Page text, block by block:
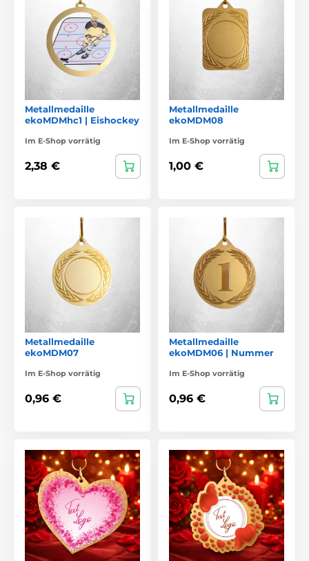
Metallmedaille
ekoMDMhc1 | Eishockey
Im E-Shop vorrätig
2,38 €
Metallmedaille
ekoMDM08
Im E-Shop vorrätig
1,00 €
Metallmedaille
ekoMDM07
Im E-Shop vorrätig
0,96 €
Metallmedaille
ekoMDM06 | Nummer
Im E-Shop vorrätig
0,96 €